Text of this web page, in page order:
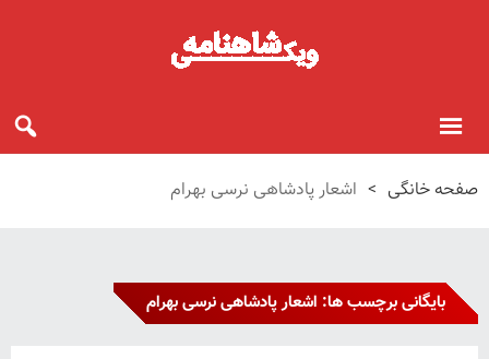
صفحه خانگی > اشعار پادشاهی نرسی بهرام
بایگانی برچسب ها: اشعار پادشاهی نرسی بهرام